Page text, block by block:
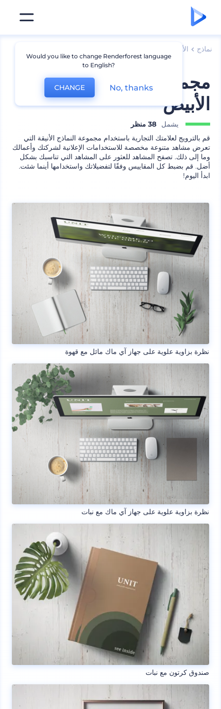
نماذج الأجهزة
مجموعة ترويج المكتب
الأبيض
يشمل
38 منظر
قم بالترويج لعلامتك التجارية باستخدام مجموعة النماذج الأنيقة التي
تعرض مشاهد متنوعة مخصصة للاستخدامات الإعلانية لشركتك وأعمالك
وما إلى ذلك. تصفح المشاهد للعثور على المشاهد التي تناسبك بشكل
أضل. قم بضبط كل المقاييس وفقًا لتفضيلاتك واستخدامها أينما شئت.
ابدأ اليوم!
نظرة بزاوية علوية على جهاز آي ماك مائل مع قهوة
نظرة بزاوية علوية على جهاز آي ماك مع نبات
صندوق كرتون مع نبات
Would you like to change Renderforest language
to English?
CHANGE No, thanks